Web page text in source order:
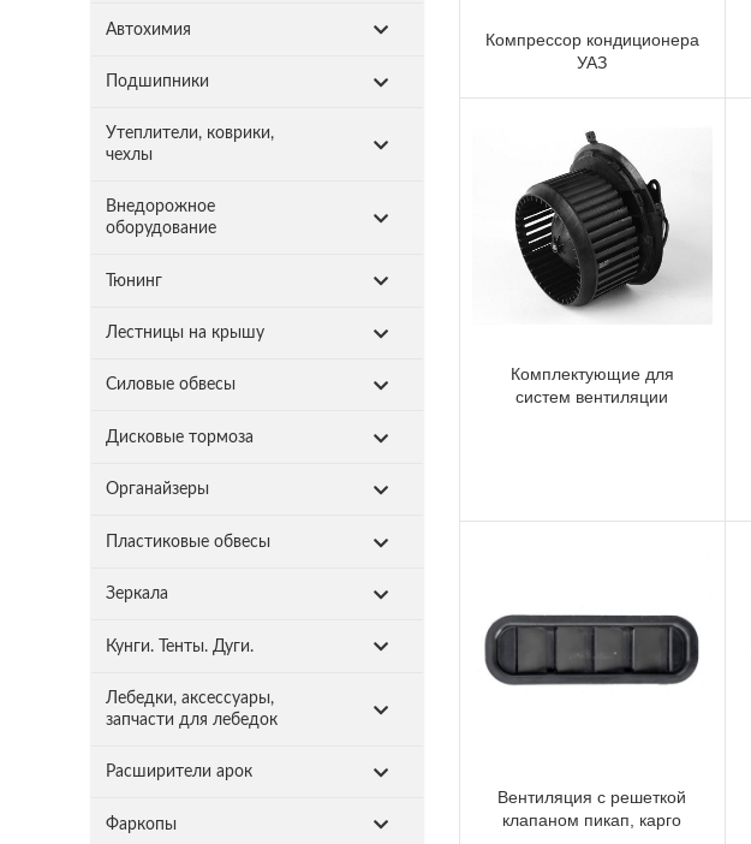
Автохимия
Подшипники
Утеплители, коврики,
чехлы
Внедорожное
оборудование
Тюнинг
Лестницы на крышу
Силовые обвесы
Дисковые тормоза
Органайзеры
Пластиковые обвесы
Зеркала
Кунги. Тенты. Дуги.
Лебедки, аксессуары,
запчасти для лебедок
Расширители арок
Фаркопы
Компрессор кондиционера
УАЗ
Комплектующие для
систем вентиляции
Вентиляция с решеткой
клапаном пикап, карго